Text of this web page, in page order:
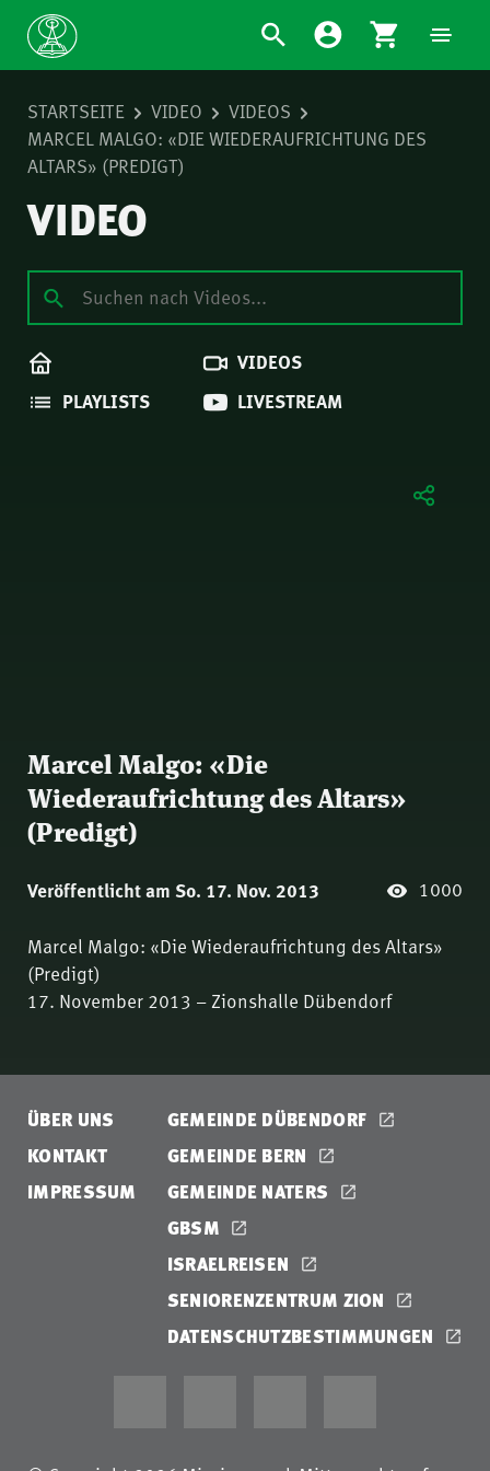
STARTSEITE VIDEO
VIDEOS
MARCEL MALGO: «DIE WIEDERAUFRICHTUNG DES
ALTARS» (PREDIGT)
VIDEO
VIDEOS
PLAYLISTS
LIVESTREAM
Marcel Malgo: «Die
Wiederaufrichtung des Altars»
(Predigt)
Veröffentlicht am So. 17. Nov. 2013 1000
Marcel Malgo: «Die Wiederaufrichtung des Altars»
(Predigt)
17. November 2013 – Zionshalle Dübendorf
ÜBER UNS
KONTAKT
IMPRESSUM
GEMEINDE DÜBENDORF
GEMEINDE BERN
GEMEINDE NATERS
GBSM
ISRAELREISEN
SENIORENZENTRUM ZION
DATENSCHUTZBESTIMMUNGEN